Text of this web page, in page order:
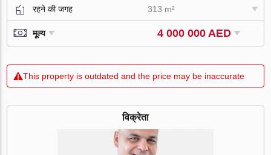
रहने की जगह
313 m²
मूल्य 4 000 000 AED
This property is outdated and the price may be inaccurate
विक्रेता